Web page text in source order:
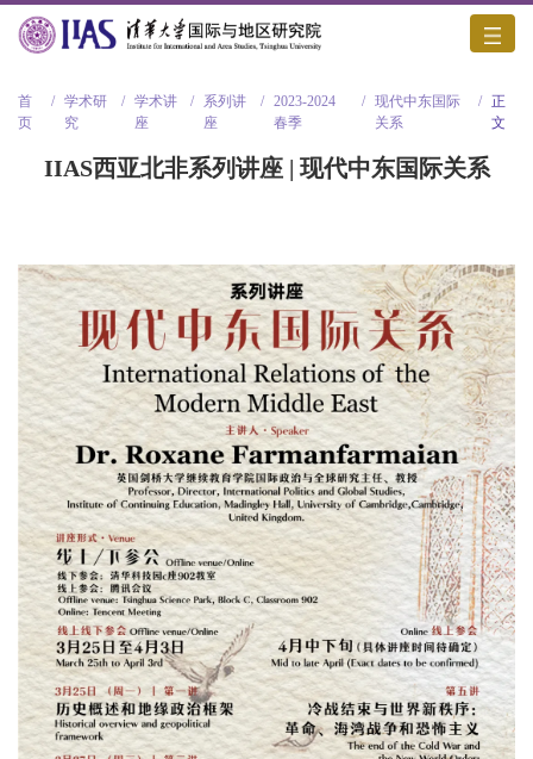
首
页
/ 学术研
究
/ 学术讲
座
/
系列讲
座
/ 2023-2024
春季
/ 现代中东国际
关系
/ 正
文
IIAS西亚北非系列讲座 | 现代中东国际关系